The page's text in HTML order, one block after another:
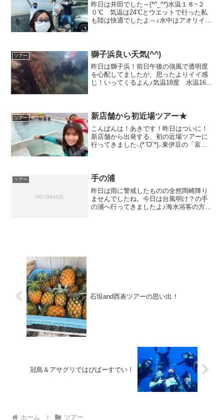
昨日は井田でした～(*^_^*)水温１８~２
０℃ 気温は24℃とウエットで行った私
も陸は快適でしたよ～♪水中はアオリイカ
けどね♪BA...
ツアー 獅子浜良い天気(^^)
昨日は獅子浜！前日午後の強風で透明度
を心配してましたが、思ったよりイイ感
じ！いってくるよん♪気温18度 水温16～
ら...
ツアー 新店舗から初近場ツアー★
こんばんは！あきです！昨日はついに！
新店舗から出発する、初の近場ツアーに
行ってきました⸜(*ˊᗜˋ*)⸝東伊豆の「富
んでした（ ; ;...
ツアー 手の浦
昨日は雨に警戒したものの全然岡崎降り
ませんでしたね。今日は台風明け？の手
の浦へ行ってきましたよ♪海水浴客の方た
石垣and西表ツアーの思い出！
冠島＆アサグリではぴばーすでい！
ホーム ツアー